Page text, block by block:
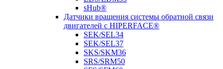
sHub®
Датчики вращения системы обратной связи
двигателей с HIPERFACE®
SEK/SEL34
SEK/SEL37
SKS/SKM36
SRS/SRM50